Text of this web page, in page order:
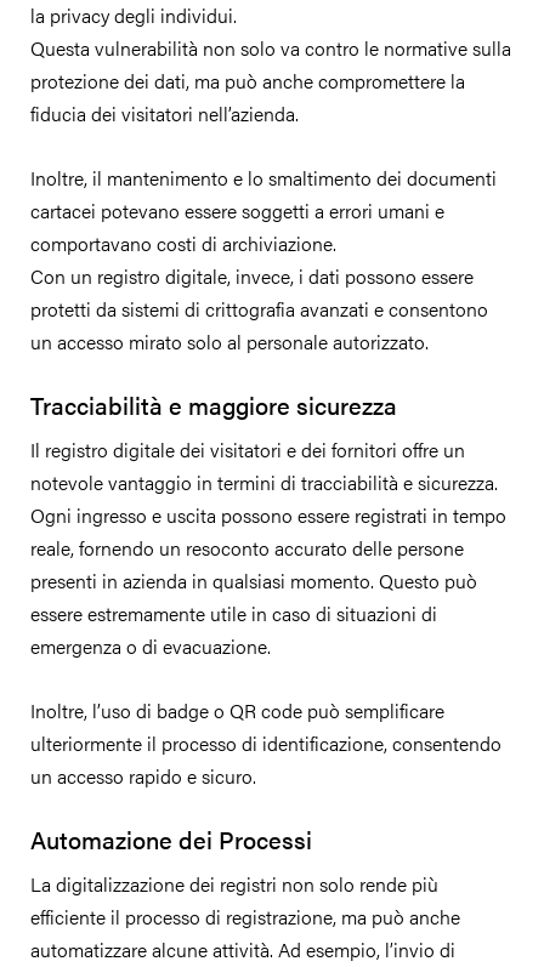
la privacy degli individui.
Questa vulnerabilità non solo va contro le normative sulla
protezione dei dati, ma può anche compromettere la
fiducia dei visitatori nell’azienda.
Inoltre, il mantenimento e lo smaltimento dei documenti
cartacei potevano essere soggetti a errori umani e
comportavano costi di archiviazione.
Con un registro digitale, invece, i dati possono essere
protetti da sistemi di crittografia avanzati e consentono
un accesso mirato solo al personale autorizzato.
Tracciabilità e maggiore sicurezza
Il registro digitale dei visitatori e dei fornitori offre un
notevole vantaggio in termini di tracciabilità e sicurezza.
Ogni ingresso e uscita possono essere registrati in tempo
reale, fornendo un resoconto accurato delle persone
presenti in azienda in qualsiasi momento. Questo può
essere estremamente utile in caso di situazioni di
emergenza o di evacuazione.
Inoltre, l’uso di badge o QR code può semplificare
ulteriormente il processo di identificazione, consentendo
un accesso rapido e sicuro.
Automazione dei Processi
La digitalizzazione dei registri non solo rende più
efficiente il processo di registrazione, ma può anche
automatizzare alcune attività. Ad esempio, l’invio di